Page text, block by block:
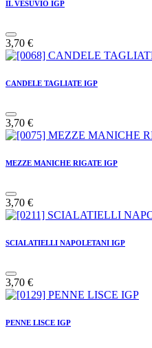
IL VESUVIO IGP
3,70 €
CANDELE TAGLIATE IGP
3,70 €
MEZZE MANICHE RIGATE IGP
3,70 €
SCIALATIELLI NAPOLETANI IGP
3,70 €
PENNE LISCE IGP